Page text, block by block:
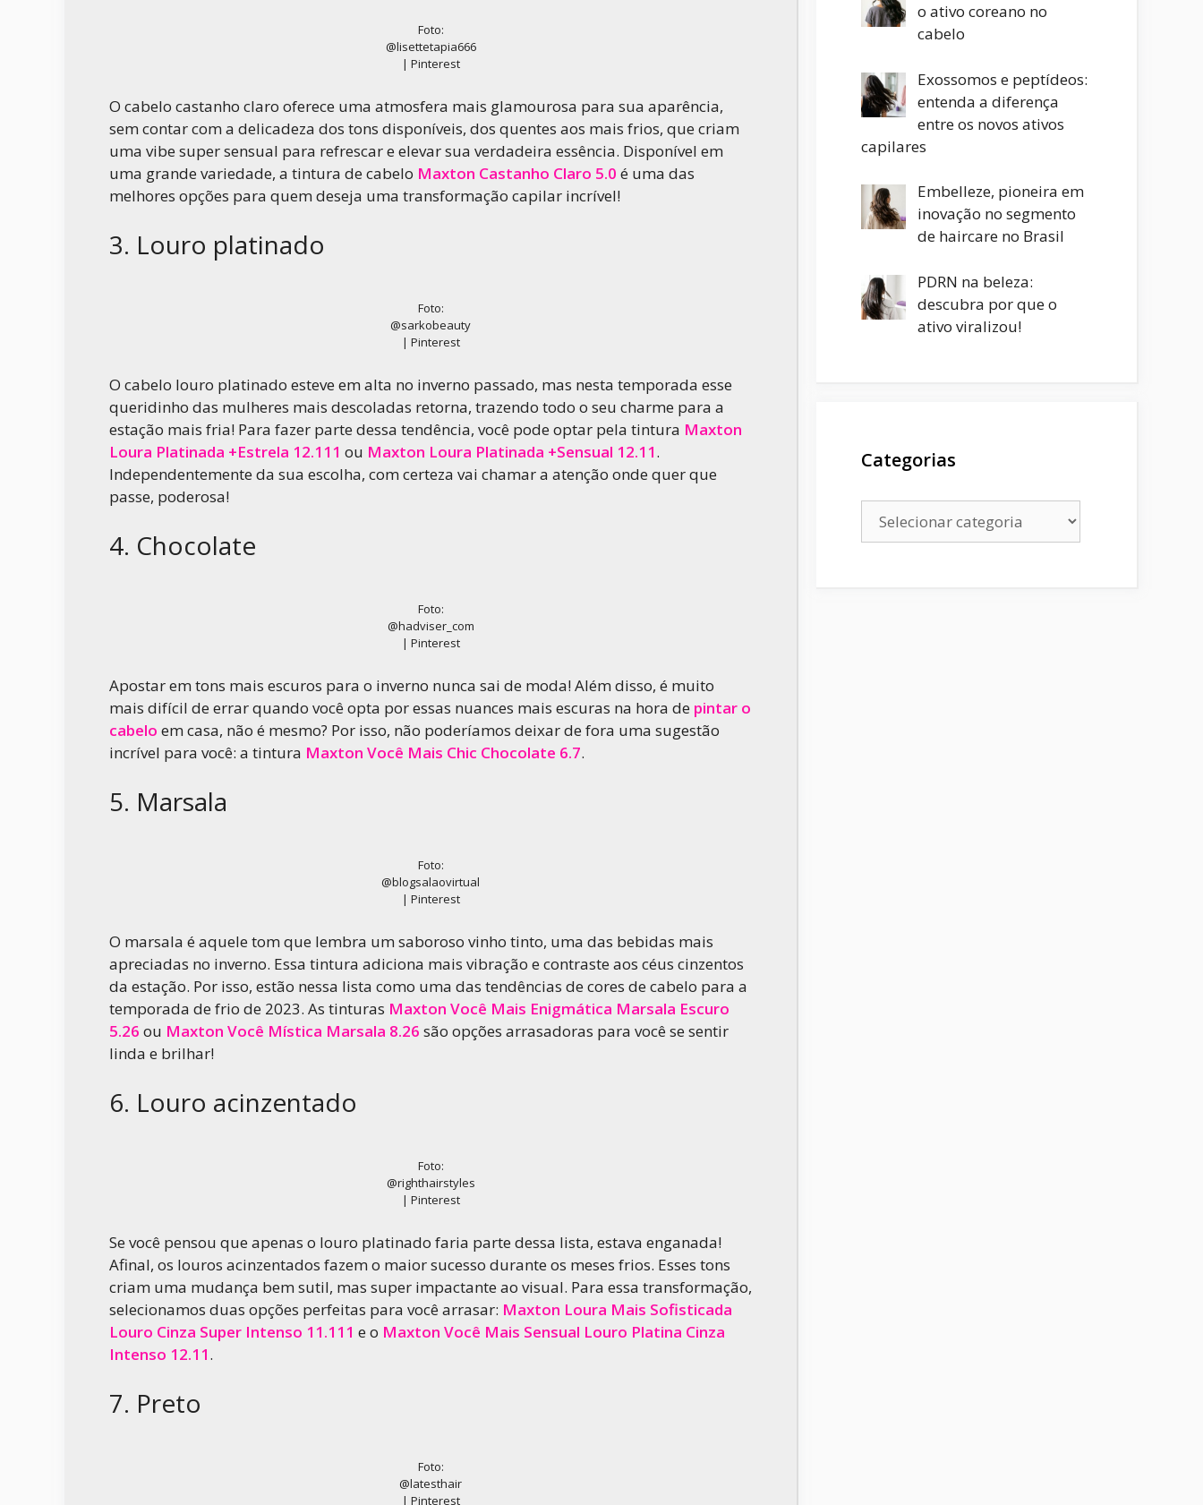
Foto:
@lisettetapia666
| Pinterest
O cabelo castanho claro oferece uma atmosfera mais glamourosa para sua aparência,
sem contar com a delicadeza dos tons disponíveis, dos quentes aos mais frios, que criam
uma vibe super sensual para refrescar e elevar sua verdadeira essência. Disponível em
uma grande variedade, a tintura de cabelo Maxton Castanho Claro 5.0 é uma das
melhores opções para quem deseja uma transformação capilar incrível!
3. Louro platinado
Foto:
@sarkobeauty
| Pinterest
O cabelo louro platinado esteve em alta no inverno passado, mas nesta temporada esse
queridinho das mulheres mais descoladas retorna, trazendo todo o seu charme para a
estação mais fria! Para fazer parte dessa tendência, você pode optar pela tintura Maxton
Loura Platinada +Estrela 12.111 ou Maxton Loura Platinada +Sensual 12.11.
Independentemente da sua escolha, com certeza vai chamar a atenção onde quer que
passe, poderosa!
4. Chocolate
Foto:
@hadviser_com
| Pinterest
Apostar em tons mais escuros para o inverno nunca sai de moda! Além disso, é muito
mais difícil de errar quando você opta por essas nuances mais escuras na hora de pintar o
cabelo em casa, não é mesmo? Por isso, não poderíamos deixar de fora uma sugestão
incrível para você: a tintura Maxton Você Mais Chic Chocolate 6.7.
5. Marsala
Foto:
@blogsalaovirtual
| Pinterest
O marsala é aquele tom que lembra um saboroso vinho tinto, uma das bebidas mais
apreciadas no inverno. Essa tintura adiciona mais vibração e contraste aos céus cinzentos
da estação. Por isso, estão nessa lista como uma das tendências de cores de cabelo para a
temporada de frio de 2023. As tinturas Maxton Você Mais Enigmática Marsala Escuro
5.26 ou Maxton Você Mística Marsala 8.26 são opções arrasadoras para você se sentir
linda e brilhar!
6. Louro acinzentado
Foto:
@righthairstyles
| Pinterest
Se você pensou que apenas o louro platinado faria parte dessa lista, estava enganada!
Afinal, os louros acinzentados fazem o maior sucesso durante os meses frios. Esses tons
criam uma mudança bem sutil, mas super impactante ao visual. Para essa transformação,
selecionamos duas opções perfeitas para você arrasar: Maxton Loura Mais Sofisticada
Louro Cinza Super Intenso 11.111 e o Maxton Você Mais Sensual Louro Platina Cinza
Intenso 12.11.
7. Preto
Foto:
@latesthair
| Pinterest
o ativo coreano no
cabelo
Exossomos e peptídeos:
entenda a diferença
entre os novos ativos
capilares
Embelleze, pioneira em
inovação no segmento
de haircare no Brasil
PDRN na beleza:
descubra por que o
ativo viralizou!
Categorias